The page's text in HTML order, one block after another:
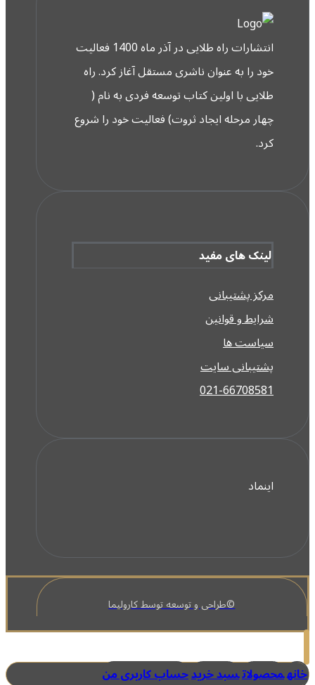
انتشارات راه طلایی در آذر ماه 1400 فعالیت
خود را به عنوان ناشری مستقل آغاز کرد. راه
طلایی با اولین کتاب توسعه فردی به نام (
چهار مرحله ایجاد ثروت) فعالیت خود را شروع
کرد.
لینک های مفید
مرکز پشتیبانی
شرایط و قوانین
سیاست ها
پشتیبانی سایت
021-66708581
اینماد
©طراحی و توسعه توسط کارولیما
خانهمحصولاتسبد خریدحساب کاربری من